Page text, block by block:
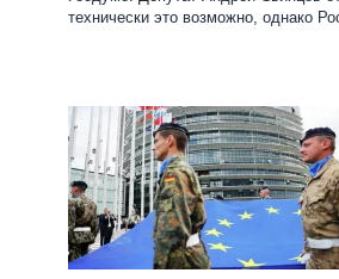
технически это возможно, однако